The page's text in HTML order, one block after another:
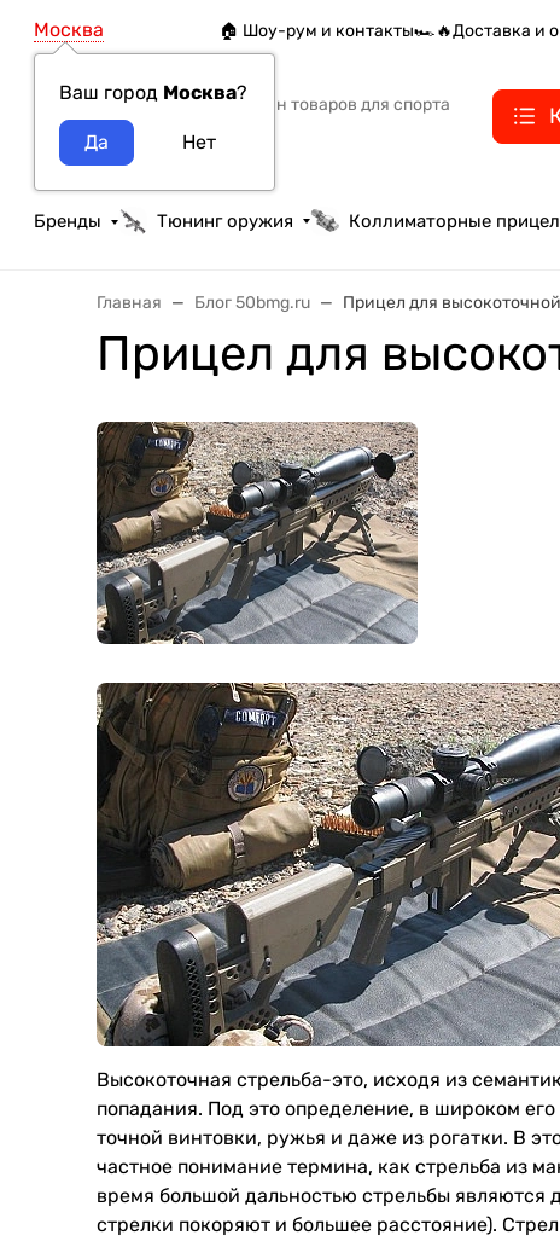
Москва
Ваш город Москва?
🏠 Шоу-рум и контакты🏎️🔥Доставка и
Интернет-магазин товаров для спорта
тактики и охоты
Бренды Тюнинг оружия Коллиматорные
Главная Блог 50bmg.ru Прицел для
Прицел для
Высокоточная стрельба-это, исходя из
попадания. Под это определение, в широком
точной винтовки, ружья и даже из рогатки. В
частное понимание термина, как стрельба из
время большой дальностью стрельбы
стрелки покоряют и большее расстояние).